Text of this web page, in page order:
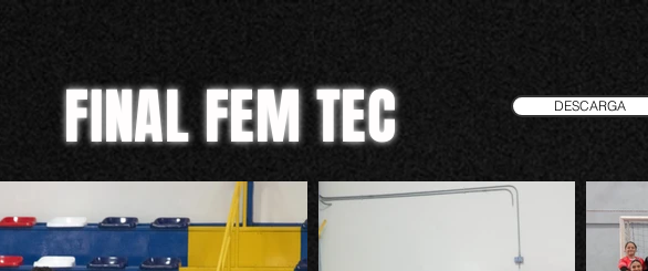
FINAL FEM TEC DESCARGA